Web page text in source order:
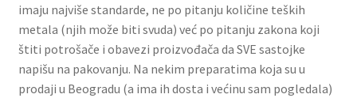
imaju najviše standarde, ne po pitanju količine teških
metala (njih može biti svuda) već po pitanju zakona koji
štiti potrošače i obavezi proizvođača da SVE sastojke
napišu na pakovanju. Na nekim preparatima koja su u
prodaji u Beogradu (a ima ih dosta i većinu sam pogledala)